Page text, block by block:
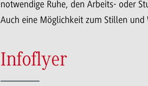
notwendige Ruhe, den Arbeits- oder
Auch eine Möglichkeit zum Stillen
Infoflyer